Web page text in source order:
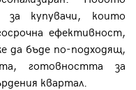
купувачи, които
ефективност,
да бъде по-подходящ,
готовността за
квартал.